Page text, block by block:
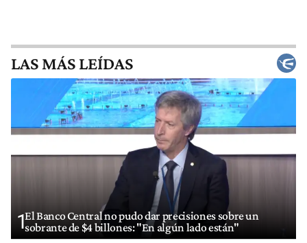
LAS MÁS LEÍDAS
1El Banco Central no pudo dar precisiones sobre un
sobrante de $4 billones: "En algún lado están"